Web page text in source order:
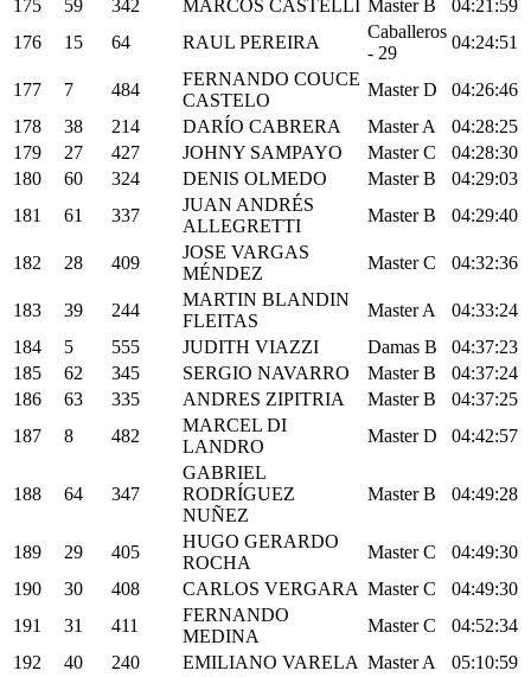
175
59 342 MARCOS CASTELLI Master B
04:21:59
176
15 64 RAUL PEREIRA
Caballeros
- 29
04:24:51
177 7 484
FERNANDO COUCE
CASTELO
Master D
04:26:46
178
38 214 DARÍO CABRERA Master A
04:28:25
179
27 427 JOHNY SAMPAYO Master C
04:28:30
180
60 324 DENIS OLMEDO Master B
04:29:03
181
61 337
JUAN ANDRÉS
ALLEGRETTI
Master B 04:29:40
182 28 409
JOSE VARGAS
MÉNDEZ
Master C 04:32:36
183 39 244
MARTIN BLANDIN
FLEITAS
Master A
04:33:24
184
5 555 JUDITH VIAZZI Damas B
04:37:23
185
62 345 SERGIO NAVARRO Master B
04:37:24
186
63 335 ANDRES ZIPITRIA Master B
04:37:25
187
8 482
MARCEL DI
LANDRO
Master D 04:42:57
188 64 347
GABRIEL
RODRÍGUEZ
NUÑEZ
Master B 04:49:28
189 29 405
HUGO GERARDO
ROCHA
Master C
04:49:30
190
30 408 CARLOS VERGARA Master C
04:49:30
191
31 411
FERNANDO
MEDINA
Master C
04:52:34
192
40 240 EMILIANO VARELA Master A
05:10:59